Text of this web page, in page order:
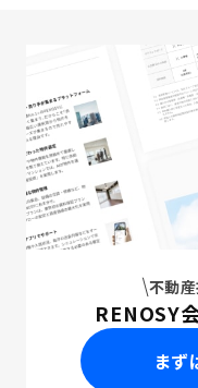
不動
RENOSY
まず